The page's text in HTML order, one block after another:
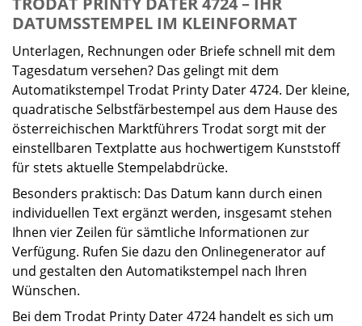
DATUMSSTEMPEL IM KLEINFORMAT
Unterlagen, Rechnungen oder Briefe schnell mit dem
Tagesdatum versehen? Das gelingt mit dem
Automatikstempel Trodat Printy Dater 4724. Der kleine,
quadratische Selbstfärbestempel aus dem Hause des
österreichischen Marktführers Trodat sorgt mit der
einstellbaren Textplatte aus hochwertigem Kunststoff
für stets aktuelle Stempelabdrücke.
Besonders praktisch: Das Datum kann durch einen
individuellen Text ergänzt werden, insgesamt stehen
Ihnen vier Zeilen für sämtliche Informationen zur
Verfügung. Rufen Sie dazu den Onlinegenerator auf
und gestalten den Automatikstempel nach Ihren
Wünschen.
Bei dem Trodat Printy Dater 4724 handelt es sich um